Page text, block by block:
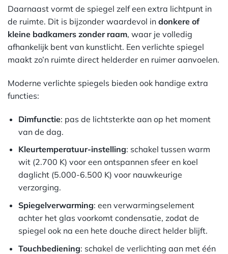
Daarnaast vormt de spiegel zelf een extra lichtpunt in
de ruimte. Dit is bijzonder waardevol in donkere of
kleine badkamers zonder raam, waar je volledig
afhankelijk bent van kunstlicht. Een verlichte spiegel
maakt zo’n ruimte direct helderder en ruimer aanvoelen.
Moderne verlichte spiegels bieden ook handige extra
functies:
Dimfunctie: pas de lichtsterkte aan op het moment
van de dag.
Kleurtemperatuur-instelling: schakel tussen warm
wit (2.700 K) voor een ontspannen sfeer en koel
daglicht (5.000-6.500 K) voor nauwkeurige
verzorging.
Spiegelverwarming: een verwarmingselement
achter het glas voorkomt condensatie, zodat de
spiegel ook na een hete douche direct helder blijft.
Touchbediening: schakel de verlichting aan met één